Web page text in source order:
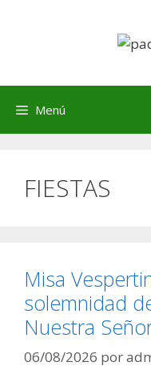
Menú
FIESTAS
Misa
solemnidad
Nuestra
06/08/2026 por